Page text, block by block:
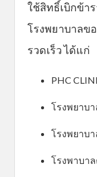
ใช้สิทธิ์เบิกข้า
โรงพยาบาลข
รวดเร็ว ได้แก่
PHC
โรงพยาบ
โรงพยาบ
โรงพาบา